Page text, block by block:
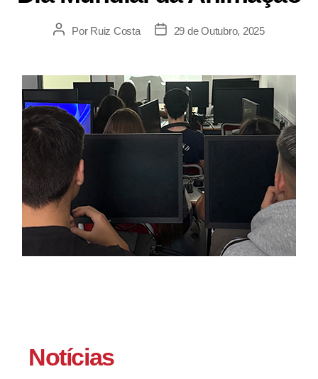
Por Ruiz Costa 29 de Outubro, 2025
Notícias